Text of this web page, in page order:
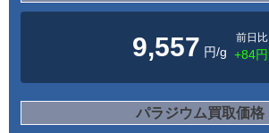
9,557 円/g
前日比
+84円
パラジウム買取価格